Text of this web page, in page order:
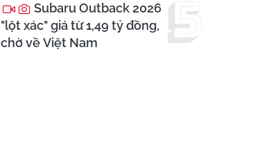
Subaru Outback 2026
"lột xác" giá từ 1,49 tỷ đồng,
chờ về Việt Nam